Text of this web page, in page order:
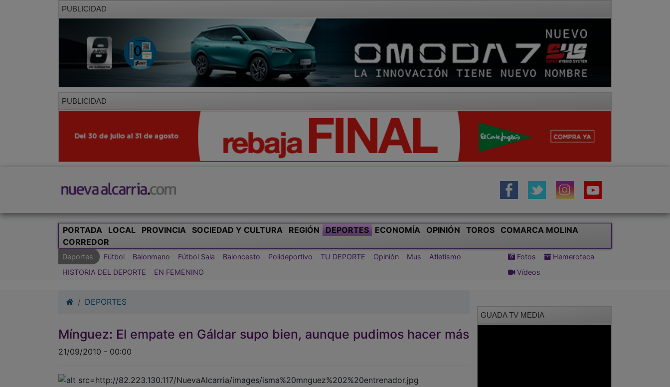
PUBLICIDAD
PUBLICIDAD
PORTADA LOCAL PROVINCIA SOCIEDAD Y CULTURA REGIÓN DEPORTES ECONOMÍA OPINIÓN TOROS
COMARCA MOLINA
CORREDOR
Deportes Fútbol Balonmano Fútbol Sala Baloncesto Polideportivo TU DEPORTE Opinión Mus
Atletismo
HISTORIA DEL DEPORTE
EN FEMENINO
Fotos
Hemeroteca
Vídeos
DEPORTES
Mínguez: El empate en Gáldar supo bien, aunque pudimos hacer más
21/09/2010 - 00:00
GUADA TV MEDIA